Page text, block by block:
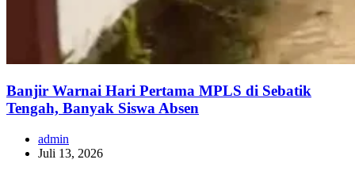
Banjir Warnai Hari Pertama MPLS di Sebatik
Tengah, Banyak Siswa Absen
admin
Juli 13, 2026